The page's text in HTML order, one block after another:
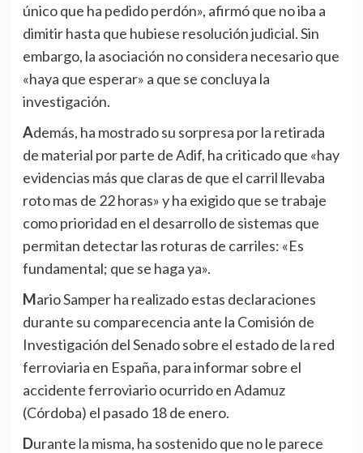
único que ha pedido perdón», afirmó que no iba a
dimitir hasta que hubiese resolución judicial. Sin
embargo, la asociación no considera necesario que
«haya que esperar» a que se concluya la
investigación.
Además, ha mostrado su sorpresa por la retirada
de material por parte de Adif, ha criticado que «hay
evidencias más que claras de que el carril llevaba
roto mas de 22 horas» y ha exigido que se trabaje
como prioridad en el desarrollo de sistemas que
permitan detectar las roturas de carriles: «Es
fundamental; que se haga ya».
Mario Samper ha realizado estas declaraciones
durante su comparecencia ante la Comisión de
Investigación del Senado sobre el estado de la red
ferroviaria en España, para informar sobre el
accidente ferroviario ocurrido en Adamuz
(Córdoba) el pasado 18 de enero.
Durante la misma, ha sostenido que no le parece